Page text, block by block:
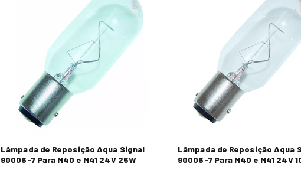
Lâmpada de Reposição Aqua Signal
90006-7 Para M40 e M41 24V 25W
Lâmpada de Reposição Aqua
90006-7 Para M40 e M41 24V